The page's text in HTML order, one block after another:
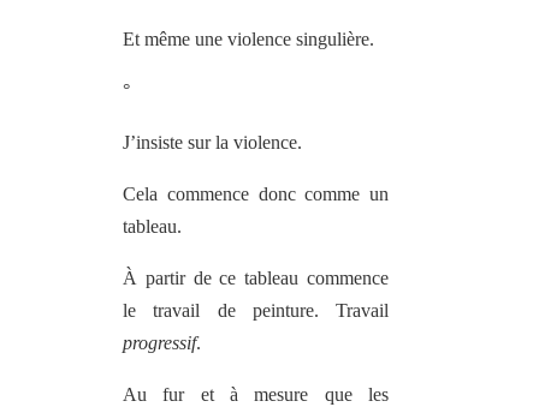
Et même une violence singulière.
°
J’insiste sur la violence.
Cela commence donc comme un
tableau.
À partir de ce tableau commence
le travail de peinture. Travail
progressif.
Au fur et à mesure que les